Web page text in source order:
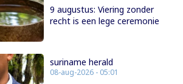
9 augustus: Viering zonder
recht is een lege ceremonie
suriname herald
08-aug-2026 - 05:01